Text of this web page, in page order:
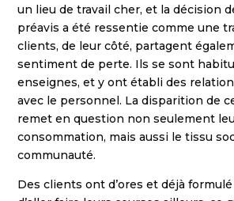
un lieu de travail cher, et la décision
préavis a été ressentie comme une
clients, de leur côté, partagent
sentiment de perte. Ils se sont
enseignes, et y ont établi des
avec le personnel. La disparition de
remet en question non seulement
consommation, mais aussi le tissu
communauté.
Des clients ont d’ores et déjà